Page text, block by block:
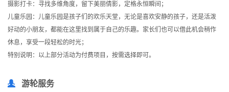
摄影打卡：寻找多维角度，留下美丽倩影，定格永恒瞬间；
儿童乐园：儿童乐园是孩子们的欢乐天堂，无论是喜欢安静的孩子，还是活泼
好动的小朋友，都能在这里找到属于自己的乐趣。家长们也可以借此机会稍作
休息，享受一段轻松的时光；
特别说明：以上部分活动为付费项目，按需选择即可。
游轮服务